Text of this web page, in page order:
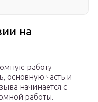
на
работу
основную часть и
начинается с
работы.